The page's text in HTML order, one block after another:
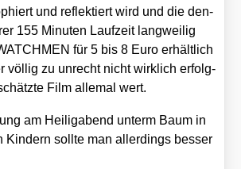
und reflek­tiert wird und die den­
155 Minu­ten Lauf­zeit lang­wei­lig
für 5 bis 8 Euro erhält­lich
völ­lig zu unrecht nicht wirk­lich erfolg­
Film alle­mal wert.
am Hei­lig­abend unterm Baum in
Kin­dern soll­te man aller­dings bes­ser